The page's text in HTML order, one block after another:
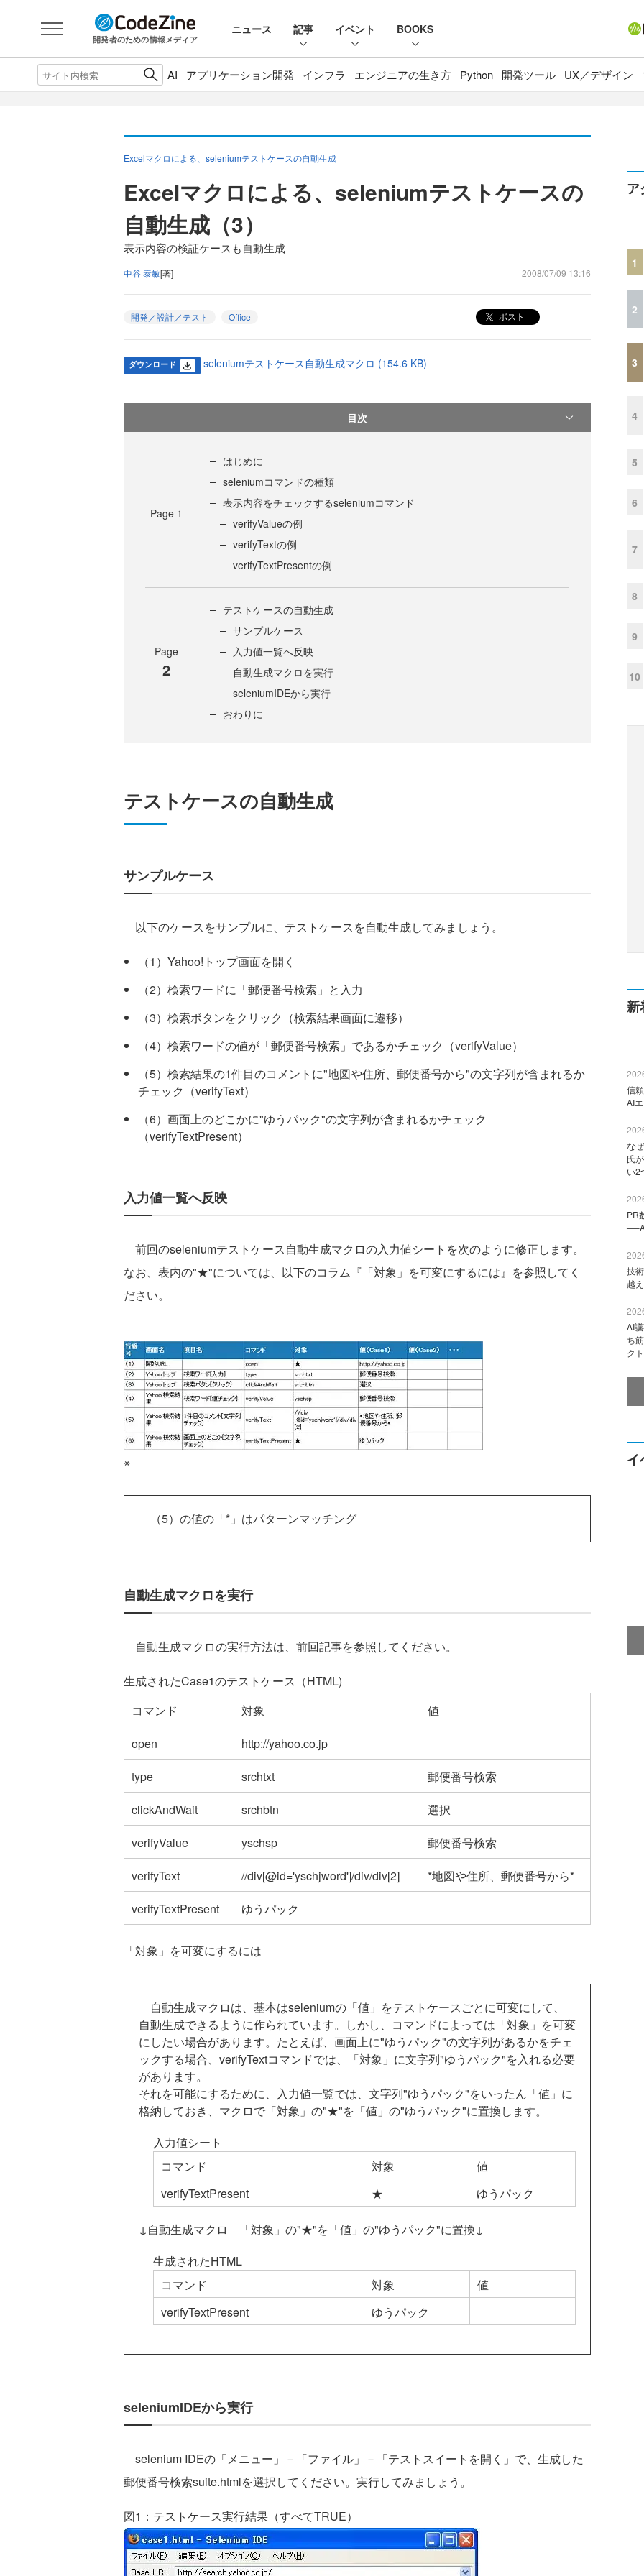
開発者のための情報メディア
ニュース 記事 イベント BOOKS
AI アプリケーション開発 インフラ エンジニアの生き方 Python 開発ツール UX／デザイン
Excelマクロによる、seleniumテストケースの自動生成
Excelマクロによる、seleniumテストケースの
自動生成（3）
表示内容の検証ケースも自動生成
中谷 泰敏[著] 2008/07/09 13:16
開発／設計／テスト Office ポスト
ダウンロード seleniumテストケース自動生成マクロ (154.6 KB)
目次
Page 1
はじめに
seleniumコマンドの種類
表示内容をチェックするseleniumコマンド
verifyValueの例
verifyTextの例
verifyTextPresentの例
Page
2
テストケースの自動生成
サンプルケース
入力値一覧へ反映
自動生成マクロを実行
seleniumIDEから実行
おわりに
テストケースの自動生成
サンプルケース
以下のケースをサンプルに、テストケースを自動生成してみましょう。
（1）Yahoo!トップ画面を開く
（2）検索ワードに「郵便番号検索」と入力
（3）検索ボタンをクリック（検索結果画面に遷移）
（4）検索ワードの値が「郵便番号検索」であるかチェック（verifyValue）
（5）検索結果の1件目のコメントに"地図や住所、郵便番号から"の文字列が含まれるか
チェック（verifyText）
（6）画面上のどこかに"ゆうパック"の文字列が含まれるかチェック
（verifyTextPresent）
入力値一覧へ反映
前回のseleniumテストケース自動生成マクロの入力値シートを次のように修正します。
なお、表内の"★"については、以下のコラム『「対象」を可変にするには』を参照してく
ださい。
※
（5）の値の「*」はパターンマッチング
自動生成マクロを実行
自動生成マクロの実行方法は、前回記事を参照してください。
生成されたCase1のテストケース（HTML)
コマンド
対象
値
open
http://yahoo.co.jp
type
srchtxt
郵便番号検索
clickAndWait
srchbtn
選択
verifyValue
yschsp
郵便番号検索
verifyText
//div[@id='yschjword']/div/div[2]
*地図や住所、郵便番号から*
verifyTextPresent
ゆうパック
「対象」を可変にするには
自動生成マクロは、基本はseleniumの「値」をテストケースごとに可変にして、
自動生成できるように作られています。しかし、コマンドによっては「対象」を可変
にしたい場合があります。たとえば、画面上に"ゆうパック"の文字列があるかをチェ
ックする場合、verifyTextコマンドでは、「対象」に文字列"ゆうパック"を入れる必要
があります。
それを可能にするために、入力値一覧では、文字列"ゆうパック"をいったん「値」に
格納しておき、マクロで「対象」の"★"を「値」の"ゆうパック"に置換します。
入力値シート
コマンド
対象
値
verifyTextPresent
★ ゆうパック
↓自動生成マクロ 「対象」の"★"を「値」の"ゆうパック"に置換↓
生成されたHTML
コマンド
対象
値
verifyTextPresent
ゆうパック
seleniumIDEから実行
selenium IDEの「メニュー」－「ファイル」－「テストスイートを開く」で、生成した
郵便番号検索suite.htmlを選択してください。実行してみましょう。
図1：テストケース実行結果（すべてTRUE）
ア
1
2
3
4
5
6
7
8
9
10
新
信
AI
な
氏
い2
PR
技
越
AI
ち
ク
イ